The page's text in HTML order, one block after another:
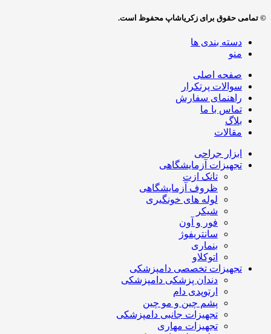
© تمامی حقوق برای زکریاشاپ محفوظ است.
دسته بندی ها
منو
صفحه اصلی
سوالات پرتکرار
راهنمای سفارش
تماس با ما
بلاگ
مقالات
ابزار جراحی
تجهیزات آزمایشگاهی
تانک ازت
ظروف آزمایشگاهی
لوله های خونگیری
شیکر
فور و آون
سانتریفوژ
بنماری
اتوکلاو
تجهیزات تخصصی دامپزشکی
دندان پزشکی دامپزشکی
ارتوپدی دام
پشم چین و مو چین
تجهیزات جانبی دامپزشکی
تجهیزات مهاری